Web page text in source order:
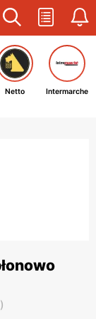
Netto Intermarche
)